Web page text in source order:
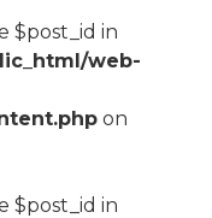
$post_id in
web-
on
$post_id in